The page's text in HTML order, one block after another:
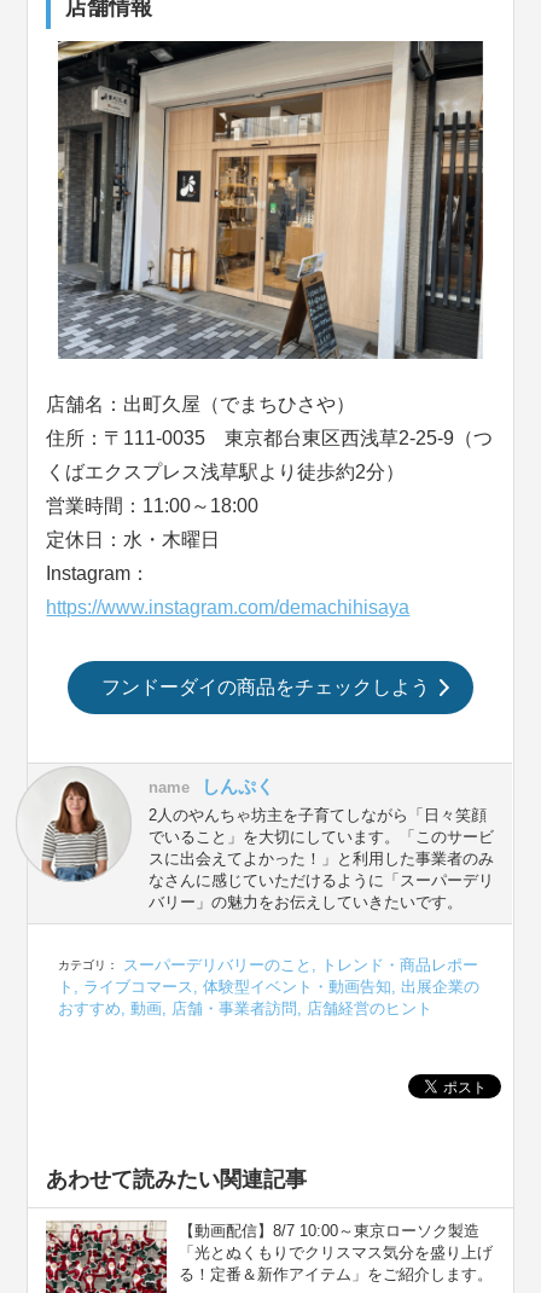
店舗情報
店舗名：出町久屋（でまちひさや）
住所：〒111-0035 東京都台東区西浅草2-25-9（つ
くばエクスプレス浅草駅より徒歩約2分）
営業時間：11:00～18:00
定休日：水・木曜日
Instagram：
https://www.instagram.com/demachihisaya
フンドーダイの商品をチェックしよう
name しんぷく
2人のやんちゃ坊主を子育てしながら「日々笑顔
でいること」を大切にしています。「このサービ
スに出会えてよかった！」と利用した事業者のみ
なさんに感じていただけるように「スーパーデリ
バリー」の魅力をお伝えしていきたいです。
カテゴリ： スーパーデリバリーのこと ,
トレンド・商品レポー
ト , ライブコマース,体験型イベント・動画告知, 出展企業の
おすすめ,動画, 店舗・事業者訪問 , 店舗経営のヒント
あわせて読みたい関連記事
【動画配信】8/7 10:00～東京ローソク製造
「光とぬくもりでクリスマス気分を盛り上げ
る！定番＆新作アイテム」をご紹介します。